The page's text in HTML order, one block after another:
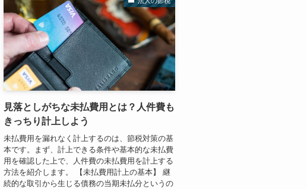
見落としがちな未払費用とは？人件費も
きっちり計上しよう
未払費用を漏れなく計上するのは、節税対策の基
本です。まず、計上できる条件や基本的な未払費
用を確認した上で、人件費の未払費用を計上する
方法を紹介します。 【未払費用計上の基本】 継
続的な取引から生じる債務の当期未払分というの